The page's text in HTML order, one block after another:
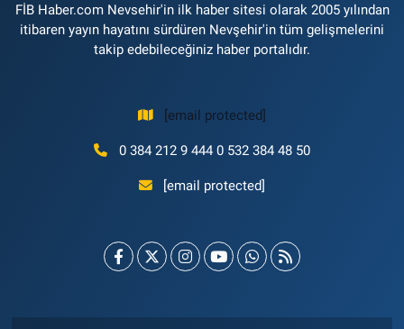
FİB Haber.com Nevsehir'in ilk haber sitesi olarak 2005 yılından
itibaren yayın hayatını sürdüren Nevşehir'in tüm gelişmelerini
takip edebileceğiniz haber portalıdır.
[email protected]
0 384 212 9 444 0 532 384 48 50
[email protected]